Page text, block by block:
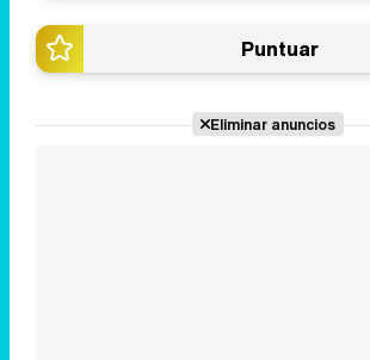
Puntuar
Eliminar anuncios